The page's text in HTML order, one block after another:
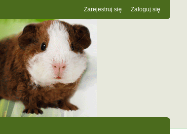
Zaloguj się
Zarejestruj się